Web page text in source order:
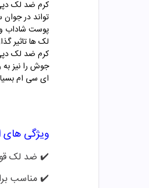
تواند در
پوست شاداب و
لک ها تاثیر
کرم ضد لک
جوش را نیز به
ای سی ام
ویژگی
✔️ ضد لک
✔️مناسب